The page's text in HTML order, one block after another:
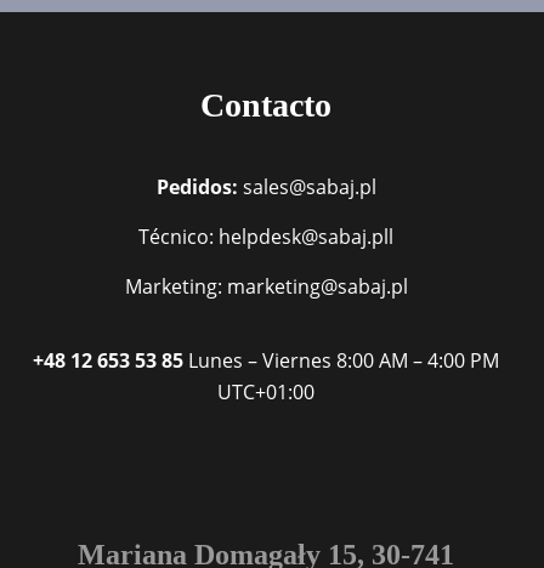
Contacto
Pedidos: sales@sabaj.pl
Técnico: helpdesk@sabaj.pll
Marketing: marketing@sabaj.pl
+48 12 653 53 85 Lunes – Viernes 8:00 AM – 4:00 PM
UTC+01:00
Mariana Domagały 15, 30-741